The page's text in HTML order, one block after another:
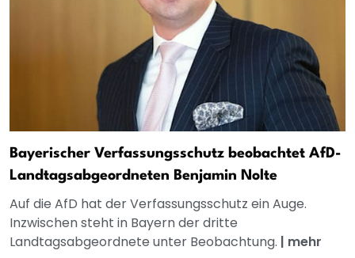
Bayerischer Verfassungsschutz beobachtet AfD-
Landtagsabgeordneten Benjamin Nolte
Auf die AfD hat der Verfassungsschutz ein Auge.
Inzwischen steht in Bayern der dritte
Landtagsabgeordnete unter Beobachtung. | mehr